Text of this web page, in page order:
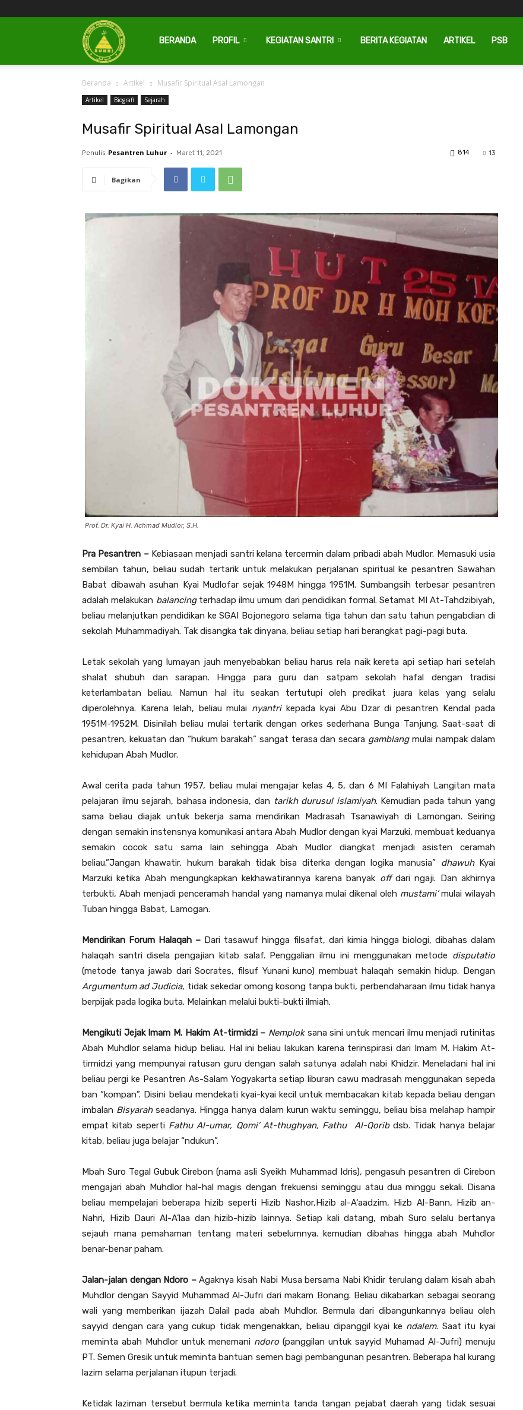
Pesantren
Luhur
BERANDA PROFIL KEGIATAN SANTRI BERITA KEGIATAN ARTIKEL PSB
Beranda Artikel Musafir Spiritual Asal Lamongan
Artikel Biografi Sejarah
Musafir Spiritual Asal Lamongan
Penulis Pesantren Luhur - Maret 11, 2021 13
814
Bagikan
Prof. Dr. Kyai H. Achmad Mudlor, S.H.
Pra Pesantren – Kebiasaan menjadi santri kelana tercermin dalam pribadi abah Mudlor. Memasuki usia
sembilan tahun, beliau sudah tertarik untuk melakukan perjalanan spiritual ke pesantren Sawahan
Babat dibawah asuhan Kyai Mudlofar sejak 1948M hingga 1951M. Sumbangsih terbesar pesantren
adalah melakukan balancing terhadap ilmu umum dari pendidikan formal. Setamat MI At-Tahdzibiyah,
beliau melanjutkan pendidikan ke SGAI Bojonegoro selama tiga tahun dan satu tahun pengabdian di
sekolah Muhammadiyah. Tak disangka tak dinyana, beliau setiap hari berangkat pagi-pagi buta.
Letak sekolah yang lumayan jauh menyebabkan beliau harus rela naik kereta api setiap hari setelah
shalat shubuh dan sarapan. Hingga para guru dan satpam sekolah hafal dengan tradisi
keterlambatan beliau. Namun hal itu seakan tertutupi oleh predikat juara kelas yang selalu
diperolehnya. Karena lelah, beliau mulai nyantrikepada kyai Abu Dzar di pesantren Kendal pada
1951M-1952M. Disinilah beliau mulai tertarik dengan orkes sederhana Bunga Tanjung. Saat-saat di
pesantren, kekuatan dan “hukum barakah” sangat terasa dan secara gamblangmulai nampak dalam
kehidupan Abah Mudlor.
Awal cerita pada tahun 1957, beliau mulai mengajar kelas 4, 5, dan 6 MI Falahiyah Langitan mata
pelajaran ilmu sejarah, bahasa indonesia, dan tarikh durusul islamiyah. Kemudian pada tahun yang
sama beliau diajak untuk bekerja sama mendirikan Madrasah Tsanawiyah di Lamongan. Seiring
dengan semakin instensnya komunikasi antara Abah Mudlor dengan kyai Marzuki, membuat keduanya
semakin cocok satu sama lain sehingga Abah Mudlor diangkat menjadi asisten ceramah
beliau.”Jangan khawatir, hukum barakah tidak bisa diterka dengan logika manusia” dhawuhKyai
Marzuki ketika Abah mengungkapkan kekhawatirannya karena banyak offdari ngaji. Dan akhirnya
terbukti, Abah menjadi penceramah handal yang namanya mulai dikenal oleh mustami’mulai wilayah
Tuban hingga Babat, Lamogan.
Mendirikan Forum Halaqah – Dari tasawuf hingga filsafat, dari kimia hingga biologi, dibahas dalam
halaqah santri disela pengajian kitab salaf. Penggalian ilmu ini menggunakan metode disputatio
(metode tanya jawab dari Socrates, filsuf Yunani kuno) membuat halaqah semakin hidup. Dengan
Argumentum ad Judicia, tidak sekedar omong kosong tanpa bukti, perbendaharaan ilmu tidak hanya
berpijak pada logika buta. Melainkan melalui bukti-bukti ilmiah.
Mengikuti Jejak Imam M. Hakim At-tirmidzi – Nemploksana sini untuk mencari ilmu menjadi rutinitas
Abah Muhdlor selama hidup beliau. Hal ini beliau lakukan karena terinspirasi dari Imam M. Hakim At-
tirmidzi yang mempunyai ratusan guru dengan salah satunya adalah nabi Khidzir. Meneladani hal ini
beliau pergi ke Pesantren As-Salam Yogyakarta setiap liburan cawu madrasah menggunakan sepeda
ban “kompan”. Disini beliau mendekati kyai-kyai kecil untuk membacakan kitab kepada beliau dengan
imbalan Bisyarah seadanya. Hingga hanya dalam kurun waktu seminggu, beliau bisa melahap hampir
empat kitab seperti Fathu Al-umar, Qomi’ At-thughyan, Fathu Al-Qoribdsb. Tidak hanya belajar
kitab, beliau juga belajar “ndukun”.
Mbah Suro Tegal Gubuk Cirebon (nama asli Syeikh Muhammad Idris), pengasuh pesantren di Cirebon
mengajari abah Muhdlor hal-hal magis dengan frekuensi seminggu atau dua minggu sekali. Disana
beliau mempelajari beberapa hizib seperti Hizib Nashor,Hizib al-A‘aadzim, Hizb Al-Bann, Hizib an-
Nahri, Hizib Dauri Al-A’laa dan hizib-hizib lainnya. Setiap kali datang, mbah Suro selalu bertanya
sejauh mana pemahaman tentang materi sebelumnya. kemudian dibahas hingga abah Muhdlor
benar-benar paham.
Jalan-jalan dengan Ndoro – Agaknya kisah Nabi Musa bersama Nabi Khidir terulang dalam kisah abah
Muhdlor dengan Sayyid Muhammad Al-Jufri dari makam Bonang. Beliau dikabarkan sebagai seorang
wali yang memberikan ijazah Dalail pada abah Muhdlor. Bermula dari dibangunkannya beliau oleh
sayyid dengan cara yang cukup tidak mengenakkan, beliau dipanggil kyai ke ndalem. Saat itu kyai
meminta abah Muhdlor untuk menemani ndoro (panggilan untuk sayyid Muhamad Al-Jufri) menuju
PT. Semen Gresik untuk meminta bantuan semen bagi pembangunan pesantren. Beberapa hal kurang
lazim selama perjalanan itupun terjadi.
Ketidak laziman tersebut bermula ketika meminta tanda tangan pejabat daerah yang tidak sesuai